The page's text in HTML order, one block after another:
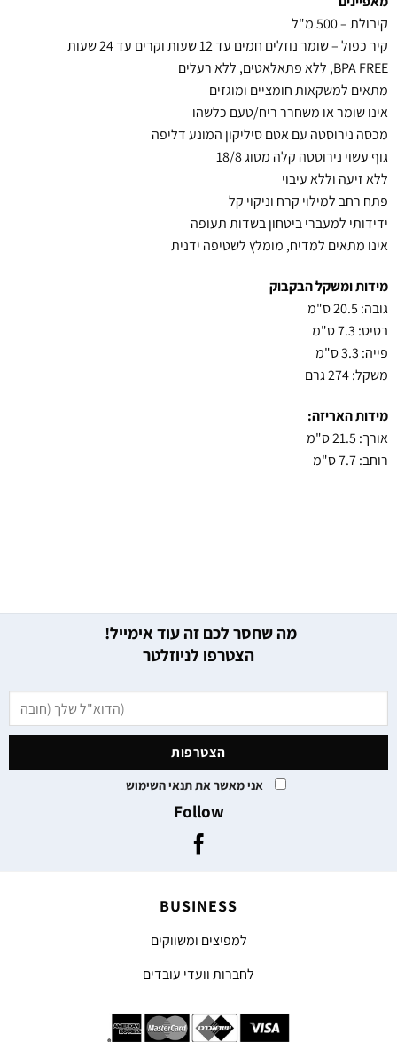
קיבולת – 500 מ"ל
קיר כפול – שומר נוזלים חמים עד 12 שעות וקרים עד 24 שעות
BPA FREE, ללא פתאלאטים, ללא רעלים
מתאים למשקאות חומציים ומוגזים
אינו שומר או משחרר ריח/טעם כלשהו
מכסה נירוסטה עם אטם סיליקון המונע דליפה
גוף עשוי נירוסטה קלה מסוג 18/8
ללא זיעה וללא עיבוי
פתח רחב למילוי קרח וניקוי קל
ידידותי למעברי ביטחון בשדות תעופה
אינו מתאים למדיח, מומלץ לשטיפה ידנית
מידות ומשקל הבקבוק
גובה: 20.5 ס"מ
בסיס: 7.3 ס"מ
פייה: 3.3 ס"מ
משקל: 274 גרם
מידות האריזה:
אורך: 21.5 ס"מ
רוחב: 7.7 ס"מ
מה שחסר לכם זה עוד אימייל!
הצטרפו לניוזלטר
אני מאשר את תנאי השימוש
Follow
BUSINESS
למפיצים ומשווקים
לחברות וועדי עובדים